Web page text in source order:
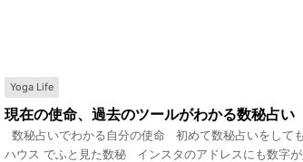
Yoga Life
現在の使命、過去のツールがわかる数秘占い
数秘占いでわかる自分の使命 初めて数秘占いをして
ハウス でふと見た数秘 インスタのアドレスにも数字